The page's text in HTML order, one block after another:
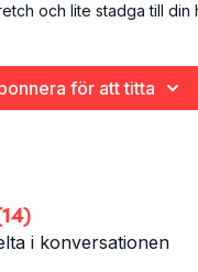
och lite stadga till din
dag, och maj!
för att titta
14)
i konversationen